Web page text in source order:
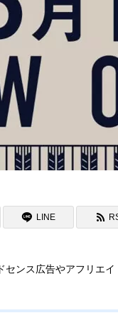
LINE
センス広告やアフリエイ